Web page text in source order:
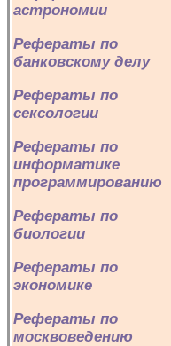
астрономии
Рефераты по
банковскому делу
Рефераты по
сексологии
Рефераты по
информатике
программированию
Рефераты по
биологии
Рефераты по
экономике
Рефераты по
москвоведению